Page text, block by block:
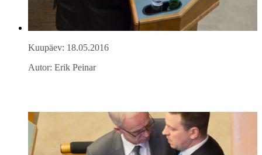
Kuupäev: 18.05.2016
Autor: Erik Peinar